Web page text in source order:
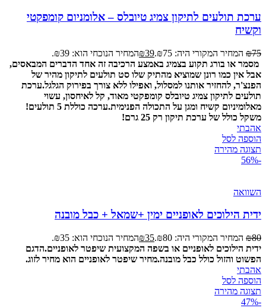
ערכת תולעים לתיקון צמיג טיובלס – אלומניום קומפקטי
וקשיח
₪75 המחיר המקורי היה: ₪75. ₪39
המחיר הנוכחי הוא: ₪39.
מסמר או בורג תקוע בצמיג באמצע הרכיבה זה אחד הדברים המבאסים,
אבל אין כמו רונן שמוציא מהתיק שלו סט תולעים לתיקון מהיר של
הפנצ'ר, להחזיר אותנו למסלול, ואפילו ללא צורך בפירוק הגלגל.ערכת
תולעים לתיקון צמיג טיובלס קומפקטי מאוד, קל לאיחסון, עשוי
מאלומיניום קשיח ומגן על התכולה הפנימית.ערכה כוללת 5 תולעים!
משקל כולל של ערכת תיקון רק 25 גרם!
אהבתי
הוספה לסל
תצוגה מהירה
-56%
השוואה
ידית הילוכים לאופניים ימין +שמאל + כבל מובנה
₪80 המחיר המקורי היה: ₪80. ₪35
המחיר הנוכחי הוא: ₪35.
ידית הילוכים לאופניים או בשפה המקצועית שיפטר לאופניים.הדגם
הפשוט והזול כולל כבל מובנה.מחיר שיפטר לאופניים הוא מחיר לזוג.
אהבתי
הוספה לסל
תצוגה מהירה
-47%